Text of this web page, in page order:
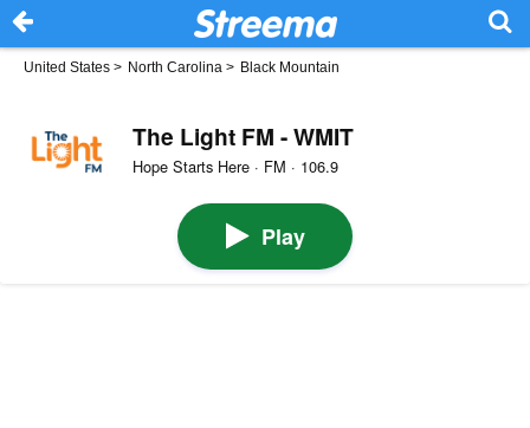
United States > North Carolina > Black Mountain
The Light FM - WMIT
Hope Starts Here · FM · 106.9
Play